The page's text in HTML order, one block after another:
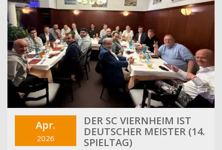
Apr.
2026
DER SC VIERNHEIM IST
DEUTSCHER MEISTER (14.
SPIELTAG)